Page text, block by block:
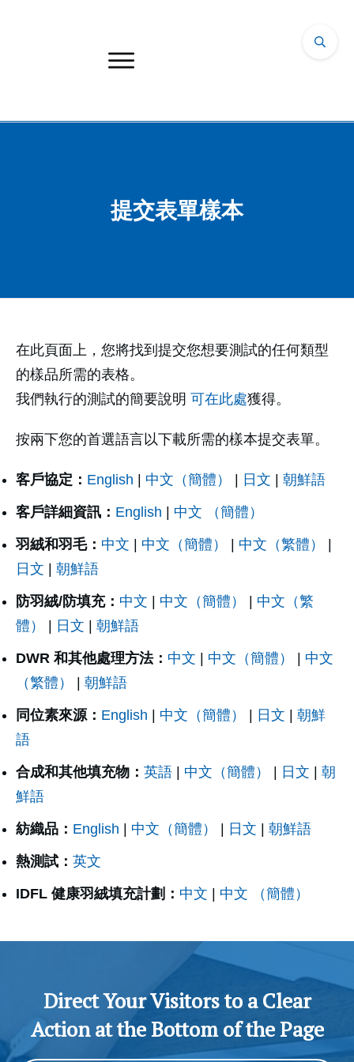
提交表單樣本
在此頁面上，您將找到提交您想要測試的任何類型
的樣品所需的表格。
我們執行的測試的簡要說明 可在此處獲得。
按兩下您的首選語言以下載所需的樣本提交表單。
客戶協定： English | 中文（簡體） | 日文 | 朝鮮語
客戶詳細資訊： English | 中文 （簡體）
羽絨和羽毛： 中文 | 中文（簡體） | 中文（繁體）
|
日文 | 朝鮮語
防羽絨/防填充： 中文 | 中文（簡體） | 中文（繁
體）
| 日文 | 朝鮮語
DWR 和其他處理方法： 中文 | 中文（簡體） | 中文
（繁體）
| 朝鮮語
同位素來源： English | 中文（簡體） | 日文 | 朝鮮
語
合成和其他填充物： 英語 | 中文（簡體） | 日文 | 朝
鮮語
紡織品： English | 中文（簡體） | 日文 | 朝鮮語
熱測試： 英文
IDFL 健康羽絨填充計劃： 中文 | 中文 （簡體）
Direct Your Visitors to a Clear
Action at the Bottom of the Page